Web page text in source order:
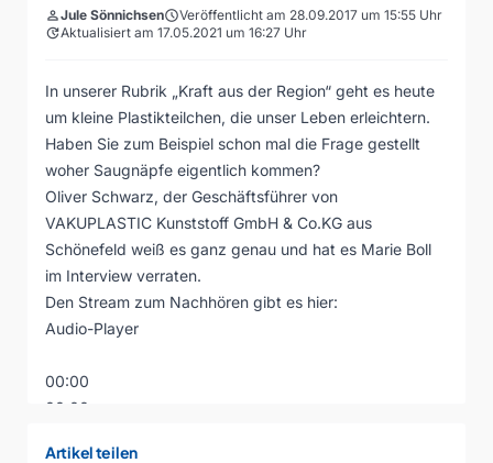
personJule SönnichsenscheduleVeröffentlicht am 28.09.2017 um 15:55 Uhr
updateAktualisiert am 17.05.2021 um 16:27 Uhr
In unserer Rubrik „Kraft aus der Region“ geht es heute
um kleine Plastikteilchen, die unser Leben erleichtern.
Haben Sie zum Beispiel schon mal die Frage gestellt
woher Saugnäpfe eigentlich kommen?
Oliver Schwarz, der Geschäftsführer von
VAKUPLASTIC Kunststoff GmbH & Co.KG aus
Schönefeld weiß es ganz genau und hat es Marie Boll
im Interview verraten.
Den Stream zum Nachhören gibt es hier:
Audio-Player
00:00
00:00
Artikel teilen